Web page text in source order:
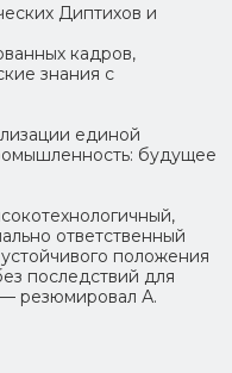
Диптихов и
кадров,
знания с
единой
будущее
ответственный
положения
последствий для
резюмировал А.